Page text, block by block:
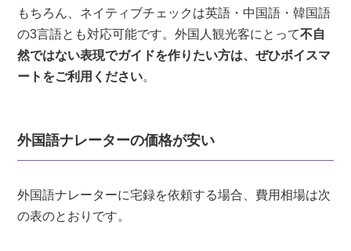
もちろん、ネイティブチェックは英語・中国語・韓国語
の3言語とも対応可能です。外国人観光客にとって不自
然ではない表現でガイドを作りたい方は、ぜひボイスマ
ートをご利用ください。
外国語ナレーターの価格が安い
外国語ナレーターに宅録を依頼する場合、費用相場は次
の表のとおりです。